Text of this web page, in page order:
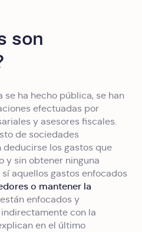
son
se ha hecho pública, se han
efectuadas por
y asesores fiscales.
de sociedades
los gastos que
y sin obtener ninguna
aquellos gastos enfocados
o mantener la
enfocados y
con la
en el último